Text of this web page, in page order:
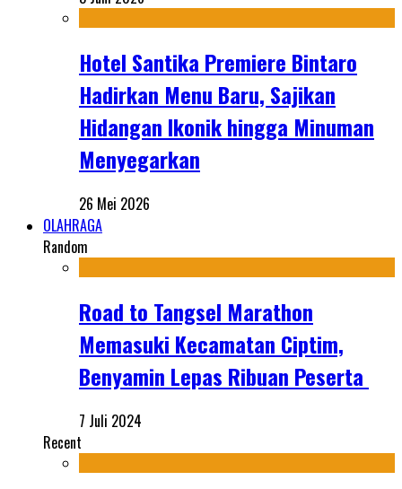
Hotel Santika Premiere Bintaro
Hadirkan Menu Baru, Sajikan
Hidangan Ikonik hingga Minuman
Menyegarkan
26 Mei 2026
OLAHRAGA
Random
Road to Tangsel Marathon
Memasuki Kecamatan Ciptim,
Benyamin Lepas Ribuan Peserta
7 Juli 2024
Recent